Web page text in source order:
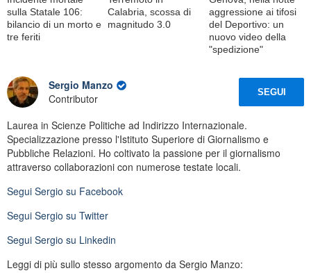
sulla Statale 106:
bilancio di un morto e
tre feriti
Calabria, scossa di
magnitudo 3.0
aggressione ai tifosi
del Deportivo: un
nuovo video della
"spedizione"
Sergio Manzo
Contributor
SEGUI
Laurea in Scienze Politiche ad Indirizzo Internazionale.
Specializzazione presso l'Istituto Superiore di Giornalismo e
Pubbliche Relazioni. Ho coltivato la passione per il giornalismo
attraverso collaborazioni con numerose testate locali.
Segui Sergio su Facebook
Segui Sergio su Twitter
Segui Sergio su Linkedin
Leggi di più sullo stesso argomento da Sergio Manzo: